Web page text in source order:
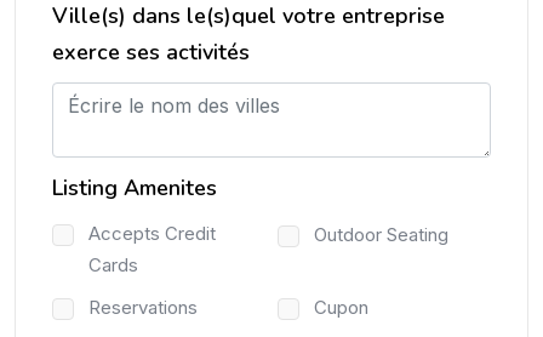
Ville(s) dans le(s)quel votre entreprise
exerce ses activités
Listing Amenites
Accepts Credit
Cards
Outdoor Seating
Reservations
Cupon